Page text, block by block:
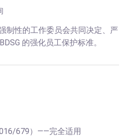
制性的工作委员会共同决定、严
的强化员工保护标准。
679）——完全适用